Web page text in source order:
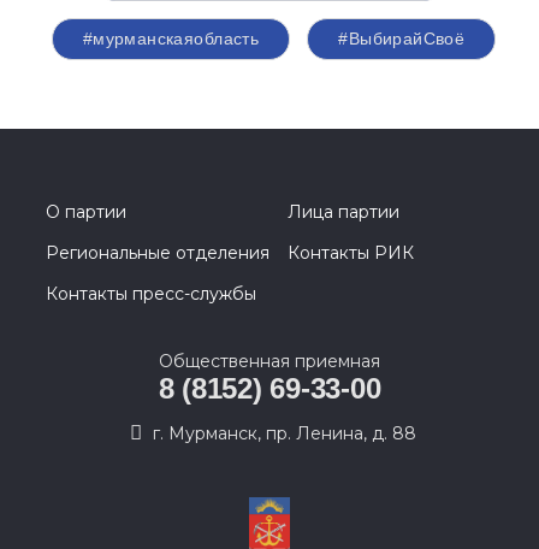
#мурманскаяобласть #ВыбирайСвоё
О партии
Лица партии
Региональные отделения
Контакты РИК
Контакты пресс-службы
Общественная приемная
8 (8152) 69-33-00
г. Мурманск, пр. Ленина, д. 88